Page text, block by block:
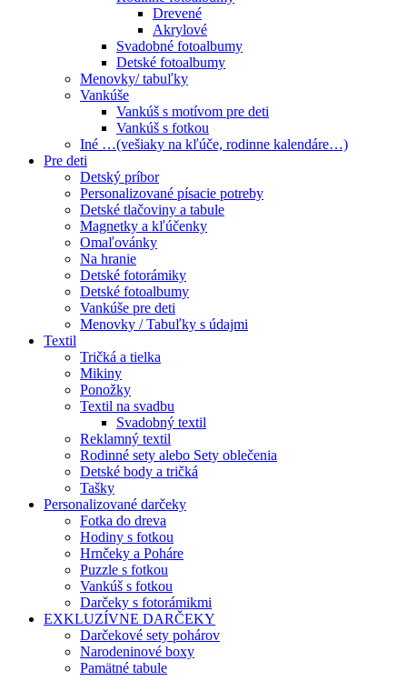
Drevené
Akrylové
Svadobné fotoalbumy
Detské fotoalbumy
Menovky/ tabuľky
Vankúše
Vankúš s motívom pre deti
Vankúš s fotkou
Iné …(vešiaky na kľúče, rodinne kalendáre…)
Pre deti
Detský príbor
Personalizované písacie potreby
Detské tlačoviny a tabule
Magnetky a kľúčenky
Omaľovánky
Na hranie
Detské fotorámiky
Detské fotoalbumy
Vankúše pre deti
Menovky / Tabuľky s údajmi
Textil
Tričká a tielka
Mikiny
Ponožky
Textil na svadbu
Svadobný textil
Reklamný textil
Rodinné sety alebo Sety oblečenia
Detské body a tričká
Tašky
Personalizované darčeky
Fotka do dreva
Hodiny s fotkou
Hrnčeky a Poháre
Puzzle s fotkou
Vankúš s fotkou
Darčeky s fotorámikmi
EXKLUZÍVNE DARČEKY
Darčekové sety pohárov
Narodeninové boxy
Pamätné tabule